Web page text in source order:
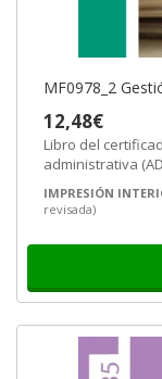
MF0978_2
12,48€
Libro del
administrativa
IMPRESIÓN
revisada)